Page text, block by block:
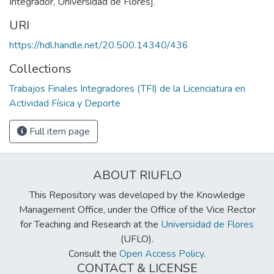
URI
https://hdl.handle.net/20.500.14340/436
Collections
Trabajos Finales Integradores (TFI) de la Licenciatura en
Actividad Física y Deporte
Full item page
ABOUT RIUFLO
This Repository was developed by the Knowledge
Management Office, under the Office of the Vice Rector
for Teaching and Research at the Universidad de Flores
(UFLO).
Consult the Open Access Policy.
CONTACT & LICENSE